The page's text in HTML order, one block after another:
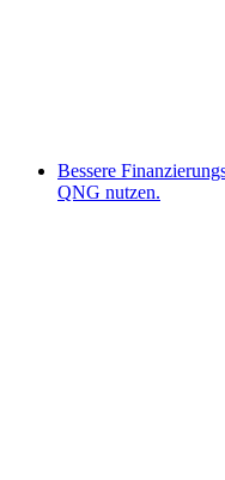
Bessere
QNG nutzen.